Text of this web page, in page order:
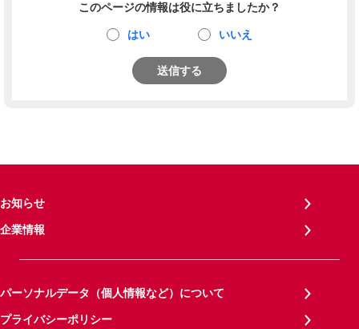
このページの情報は役に立ちましたか？
はい いいえ
送信する
お知らせ
企業情報
パーソナルデータ（個人情報など）について
プライバシーポリシー